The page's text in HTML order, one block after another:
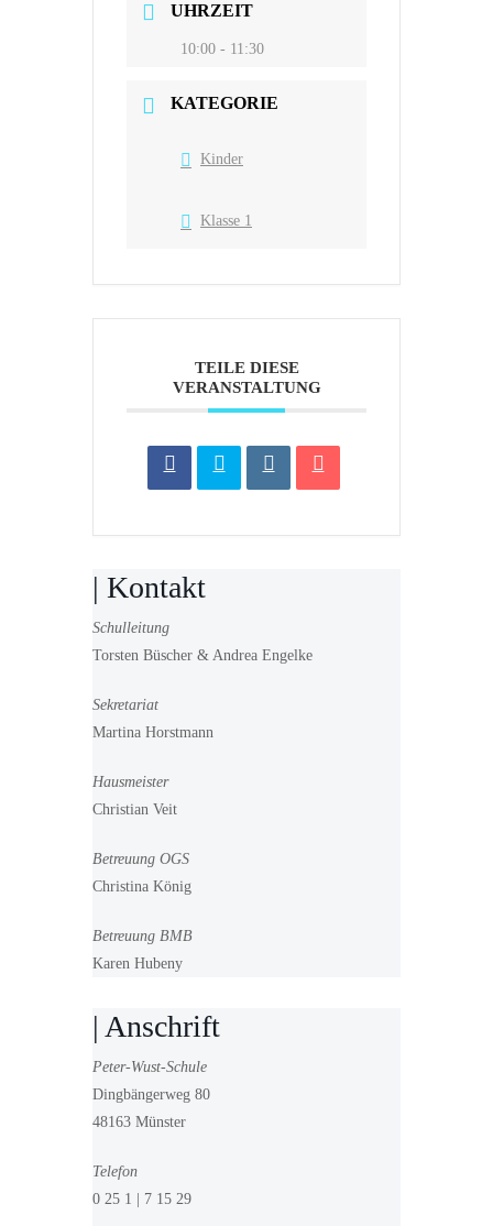
UHRZEIT
10:00 - 11:30
KATEGORIE
Kinder
Klasse 1
TEILE DIESE
VERANSTALTUNG
| Kontakt
Schulleitung
Torsten Büscher & Andrea Engelke
Sekretariat
Martina Horstmann
Hausmeister
Christian Veit
Betreuung OGS
Christina König
Betreuung BMB
Karen Hubeny
| Anschrift
Peter-Wust-Schule
Dingbängerweg 80
48163 Münster
Telefon
0 25 1 | 7 15 29